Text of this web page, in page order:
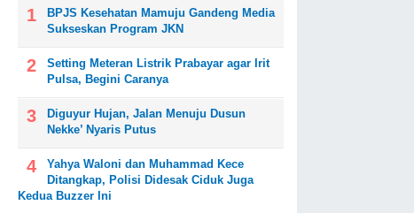
BPJS Kesehatan Mamuju Gandeng Media
Sukseskan Program JKN
Setting Meteran Listrik Prabayar agar Irit
Pulsa, Begini Caranya
Diguyur Hujan, Jalan Menuju Dusun
Nekke’ Nyaris Putus
Yahya Waloni dan Muhammad Kece
Ditangkap, Polisi Didesak Ciduk Juga
Kedua Buzzer Ini